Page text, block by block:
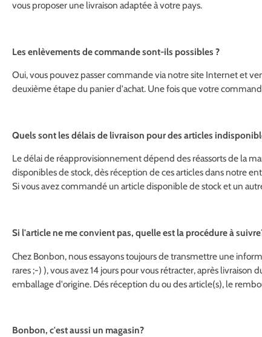
vous proposer une livraison adaptée à votre pays.
Les enlèvements de commande sont-ils possibles ?
Oui, vous pouvez passer commande via notre site Internet et
deuxième étape du panier d'achat. Une fois que votre
Quels sont les délais de livraison pour des articles
Le délai de réapprovisionnement dépend des réassorts de la
disponibles de stock, dès réception de ces articles dans notre
Si vous avez commandé un article disponible de stock et un
Si l'article ne me convient pas, quelle est la procédure à
Chez Bonbon, nous essayons toujours de transmettre une
rares ;-) ), vous avez 14 jours pour vous rétracter, après
emballage d'origine. Dés réception du ou des article(s), le
Bonbon, c'est aussi un magasin?